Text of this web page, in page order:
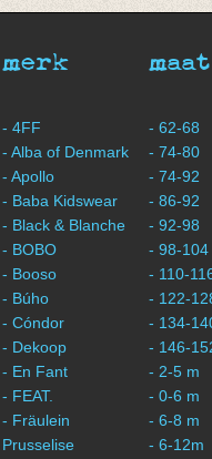
merk
- 4FF
- Alba of Denmark
- Apollo
- Baba Kidswear
- Black & Blanche
- BOBO
- Booso
- Búho
- Cóndor
- Dekoop
- En Fant
- FEAT.
- Fräulein
Prusselise
maat
- 62-68
- 74-80
- 74-92
- 86-92
- 92-98
- 98-104
- 110-
- 122-
- 134-
- 146-
- 2-5 m
- 0-6 m
- 6-8 m
- 6-12m